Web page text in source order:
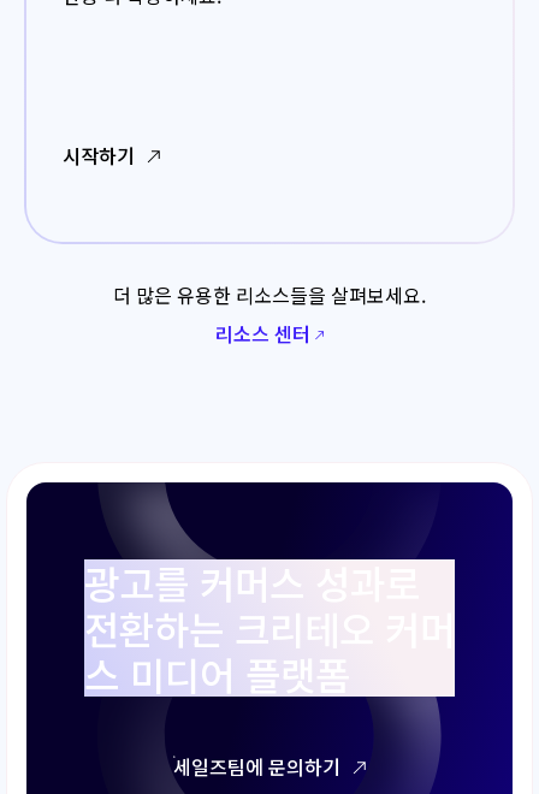
시작하기
더 많은 유용한 리소스들을 살펴보세요.
리소스 센터
광고를 커머스 성과로
전환하는 크리테오 커머
스 미디어 플랫폼
세일즈팀에 문의하기